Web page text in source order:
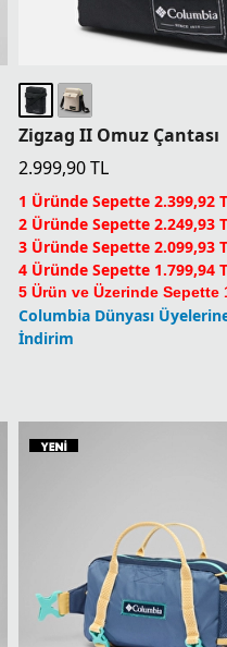
Zigzag II Omuz Çantası
2.999,90TL
1 Üründe Sepette 2.399,92
2 Üründe Sepette 2.249,93
3 Üründe Sepette 2.099,93
4 Üründe Sepette 1.799,94
5 Ürün ve Üzerinde Sepette
Columbia Dünyası
İndirim